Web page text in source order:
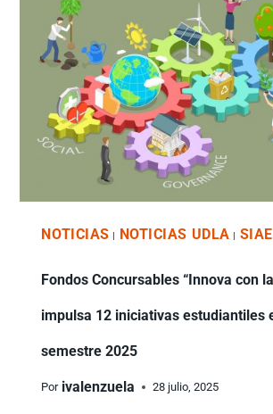
NOTICIAS | NOTICIAS UDLA | SIAE
Fondos Concursables “Innova con
impulsa 12 iniciativas estudiantiles
semestre 2025
Por ivalenzuela 28 julio, 2025